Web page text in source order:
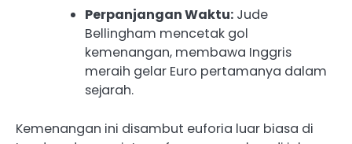
Perpanjangan Waktu: Jude
Bellingham mencetak gol
kemenangan, membawa Inggris
meraih gelar Euro pertamanya dalam
sejarah.
Kemenangan ini disambut euforia luar biasa di